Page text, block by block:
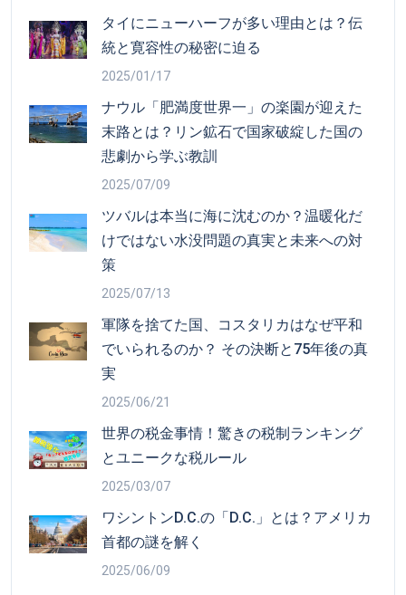
タイにニューハーフが多い理由とは？伝
統と寛容性の秘密に迫る
2025/01/17
ナウル「肥満度世界一」の楽園が迎えた
末路とは？リン鉱石で国家破綻した国の
悲劇から学ぶ教訓
2025/07/09
ツバルは本当に海に沈むのか？温暖化だ
けではない水没問題の真実と未来への対
策
2025/07/13
軍隊を捨てた国、コスタリカはなぜ平和
でいられるのか？ その決断と75年後の真
実
2025/06/21
世界の税金事情！驚きの税制ランキング
とユニークな税ルール
2025/03/07
ワシントンD.C.の「D.C.」とは？アメリカ
首都の謎を解く
2025/06/09